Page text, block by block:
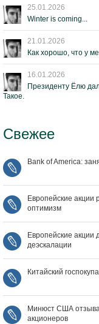
25.01.2026
Winter is coming...
21.01.2026
Как хорошо, что у
16.01.2026
Президенту Ёлю
Такое.
Свежее
Bank of America:
Европейские акции
оптимизм
Европейские акции
деэскалации
Китайский
Минюст США
акционеров